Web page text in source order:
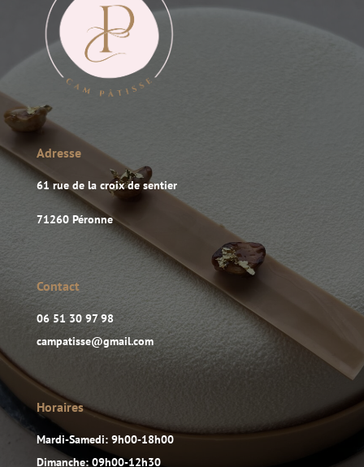
Adresse
61 rue de la croix de sentier
71260 Péronne
Contact
06 51 30 97 98
campatisse@gmail.com
Horaires
Mardi-Samedi: 9h00-18h00
Dimanche: 09h00-12h30